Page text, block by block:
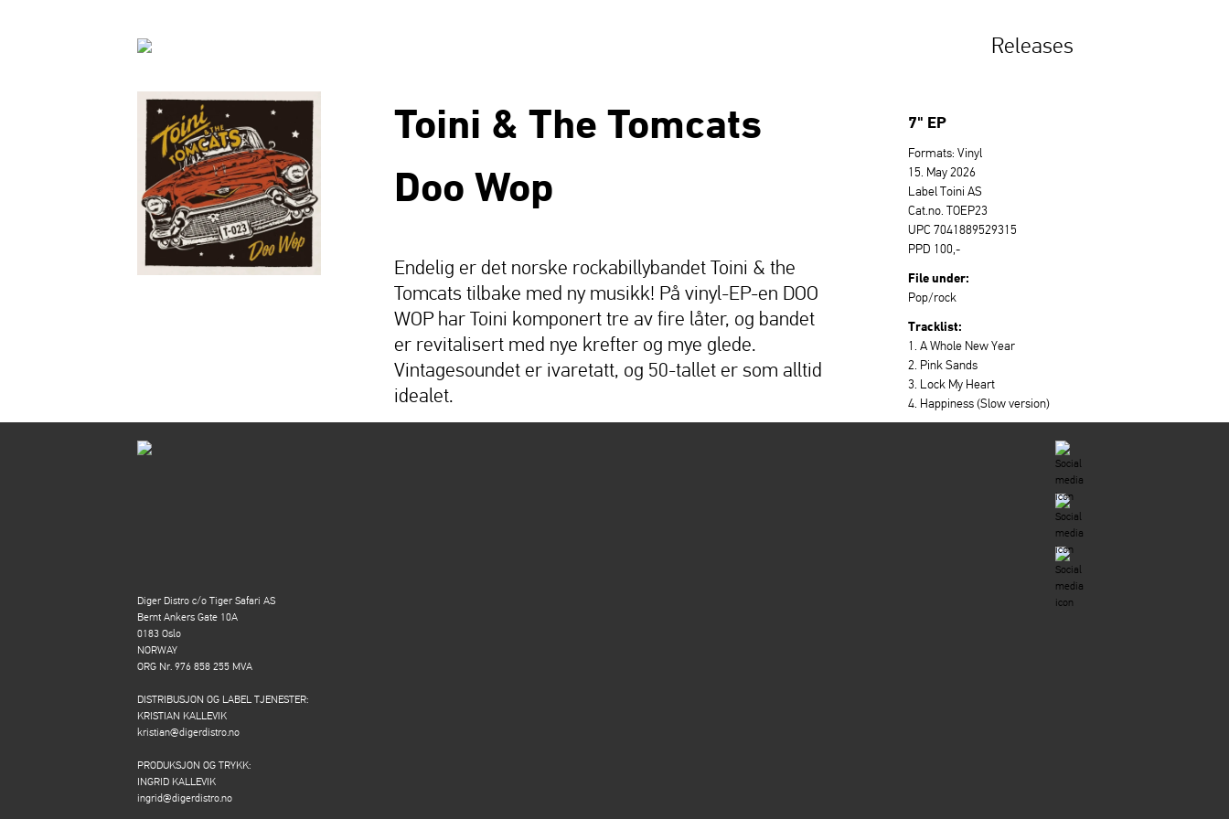
Releases
Toini & The Tomcats
Doo Wop
Endelig er det norske rockabillybandet Toini & the
Tomcats tilbake med ny musikk! På vinyl-EP-en DOO
WOP har Toini komponert tre av fire låter, og bandet
er revitalisert med nye krefter og mye glede.
Vintagesoundet er ivaretatt, og 50-tallet er som alltid
idealet.
7" EP
Formats: Vinyl
15. May 2026
Label Toini AS
Cat.no. TOEP23
UPC 7041889529315
PPD 100,-
File under:
Pop/rock
Tracklist:
1. A Whole New Year
2. Pink Sands
3. Lock My Heart
4. Happiness (Slow version)
Diger Distro c/o Tiger Safari AS
Bernt Ankers Gate 10A
0183 Oslo
NORWAY
ORG Nr. 976 858 255 MVA
DISTRIBUSJON OG LABEL TJENESTER:
KRISTIAN KALLEVIK
kristian@digerdistro.no
PRODUKSJON OG TRYKK:
INGRID KALLEVIK
ingrid@digerdistro.no